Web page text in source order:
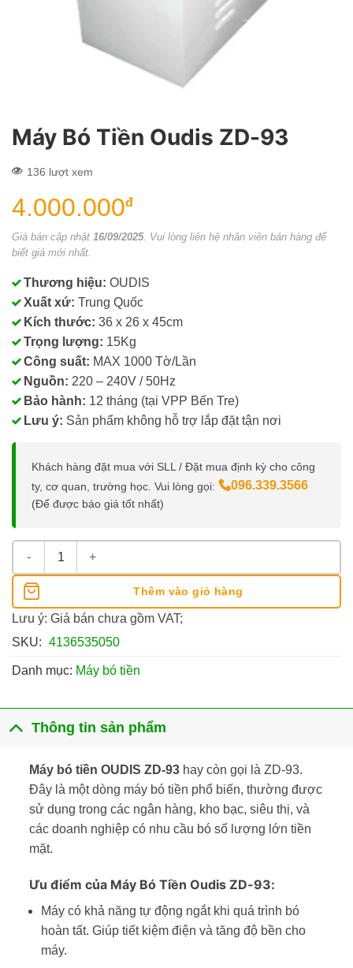
Máy Bó Tiền Oudis ZD-93
136 lượt xem
4.000.000đ
Giá bán cập nhật 16/09/2025. Vui lòng liên hệ nhân viên bán hàng để
biết giá mới nhất.
Thương hiệu: OUDIS
Xuất xứ: Trung Quốc
Kích thước: 36 x 26 x 45cm
Trọng lượng: 15Kg
Công suất: MAX 1000 Tờ/Lần
Nguồn: 220 – 240V / 50Hz
Bảo hành: 12 tháng (tại VPP Bến Tre)
Lưu ý: Sản phẩm không hỗ trợ lắp đặt tận nơi
Khách hàng đặt mua với SLL / Đặt mua định kỳ cho công
ty, cơ quan, trường học. Vui lòng gọi:
096.339.3566
(Để được báo giá tốt nhất)
Máy Bó Tiền Oudis ZD-93 số lượng
Thêm vào giỏ hàng
Lưu ý: Giá bán chưa gồm VAT;
SKU: 4136535050
Danh mục: Máy bó tiền
Thông tin sản phẩm
Máy bó tiền OUDIS ZD-93hay còn gọi là ZD-93.
Đây là một dòng máy bó tiền phổ biến, thường được
sử dụng trong các ngân hàng, kho bạc, siêu thị, và
các doanh nghiệp có nhu cầu bó số lượng lớn tiền
mặt.
Ưu điểm của Máy Bó Tiền Oudis ZD-93:
Máy có khả năng tự động ngắt khi quá trình bó
hoàn tất. Giúp tiết kiệm điện và tăng độ bền cho
máy.